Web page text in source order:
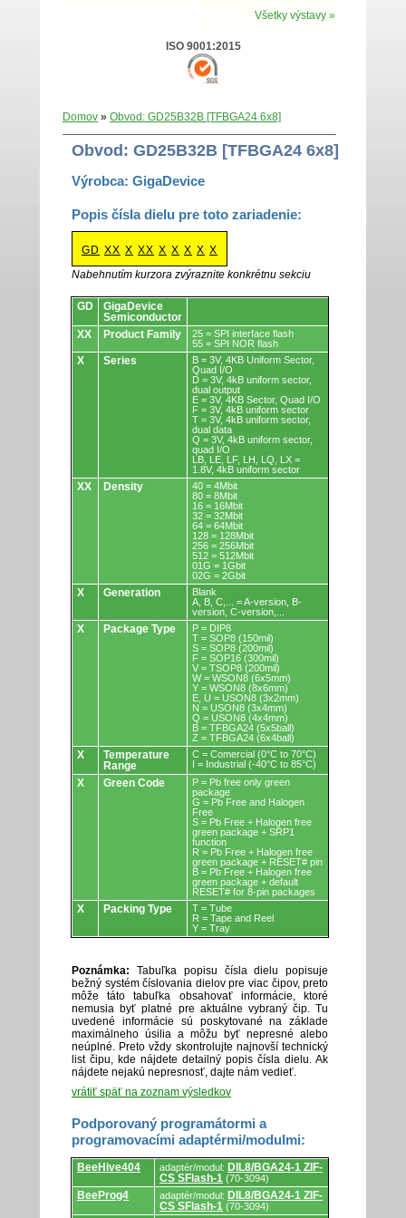
Všetky výstavy »
ISO 9001:2015
Domov » Obvod: GD25B32B [TFBGA24 6x8]
Obvod: GD25B32B [TFBGA24 6x8]
Výrobca: GigaDevice
Popis čísla dielu pre toto zariadenie:
GD XX X XX X X X X X
Nabehnutím kurzora zvýraznite konkrétnu sekciu
Obvody.
GD
GigaDevice
Semiconductor
XX
Product Family
25 = SPI interface flash
55 = SPI NOR flash
X Series
B = 3V, 4KB Uniform Sector,
Quad I/O
D = 3V, 4kB uniform sector,
dual output
E = 3V, 4KB Sector, Quad I/O
F = 3V, 4kB uniform sector
T = 3V, 4kB uniform sector,
dual data
Q = 3V, 4kB uniform sector,
quad I/O
LB, LE, LF, LH, LQ, LX =
1.8V, 4kB uniform sector
XX Density
40 = 4Mbit
80 = 8Mbit
16 = 16Mbit
32 = 32Mbit
64 = 64Mbit
128 = 128Mbit
256 = 256Mbit
512 = 512Mbit
01G = 1Gbit
02G = 2Gbit
X Generation
Blank
A, B, C,... = A-version, B-
version, C-version,...
X Package Type
P = DIP8
T = SOP8 (150mil)
S = SOP8 (200mil)
F = SOP16 (300mil)
V = TSOP8 (200mil)
W = WSON8 (6x5mm)
Y = WSON8 (8x6mm)
E, U = USON8 (3x2mm)
N = USON8 (3x4mm)
Q = USON8 (4x4mm)
B = TFBGA24 (5x5ball)
Z = TFBGA24 (6x4ball)
X
Temperature
Range
C = Comercial (0°C to 70°C)
I = Industrial (-40°C to 85°C)
X Green Code
P = Pb free only green
package
G = Pb Free and Halogen
Free
S = Pb Free + Halogen free
green package + SRP1
function
R = Pb Free + Halogen free
green package + RESET# pin
B = Pb Free + Halogen free
green package + default
RESET# for 8-pin packages
X Packing Type
T = Tube
R = Tape and Reel
Y = Tray
Poznámka: Tabuľka popisu čísla dielu popisuje
bežný systém číslovania dielov pre viac čipov, preto
môže táto tabuľka obsahovať informácie, ktoré
nemusia byť platné pre aktuálne vybraný čip. Tu
uvedené informácie sú poskytované na základe
maximálneho úsilia a môžu byť nepresné alebo
neúplné. Preto vždy skontrolujte najnovší technický
list čipu, kde nájdete detailný popis čísla dielu. Ak
nájdete nejakú nepresnosť, dajte nám vedieť.
vrátiť späť na zoznam výsledkov
Podporovaný programátormi a
programovacími adaptérmi/modulmi:
Podporovaný
programátormi
a
programovacími
adaptérmi/modulmi.
BeeHive404 adaptér/modul: DIL8/BGA24-1 ZIF-
CS SFlash-1 (70-3094)
BeeProg4 adaptér/modul: DIL8/BGA24-1 ZIF-
CS SFlash-1 (70-3094)